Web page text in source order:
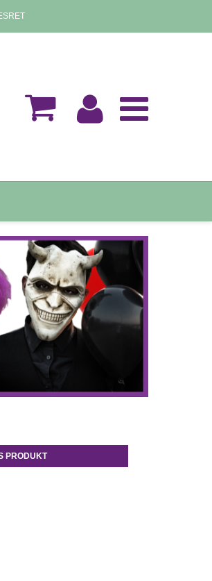
PRODUKT